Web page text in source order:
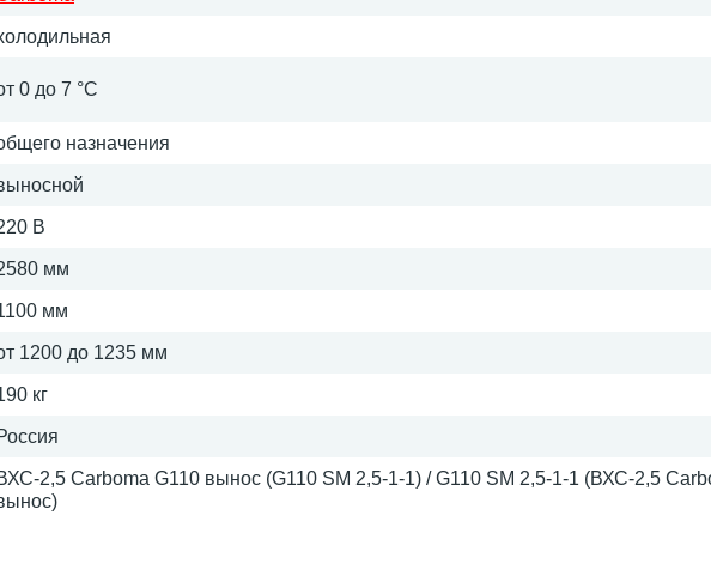
0 до 7 °C
назначения
В
мм
мм
1200 до 1235 мм
кг
2,5 Carboma G110 вынос (G110 SM 2,5-1-1) / G110 SM 2,5-1-1 (ВХС-2,5